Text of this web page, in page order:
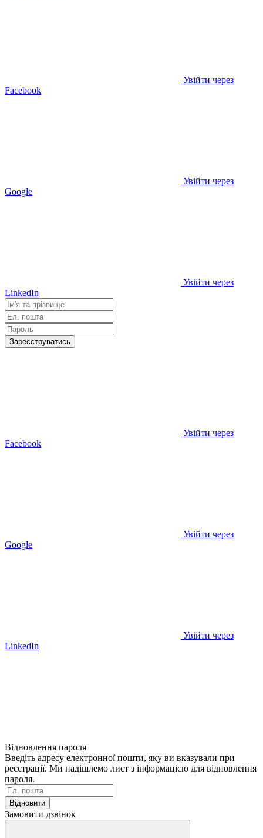
Увійти через
Facebook
Увійти через
Google
Увійти через
LinkedIn
Зареєструватись
Увійти через
Facebook
Увійти через
Google
Увійти через
LinkedIn
Відновлення пароля
Введіть адресу електронної пошти, яку ви вказували при
реєстрації. Ми надішлемо лист з інформацією для відновлення
пароля.
Відновити
Замовити дзвінок